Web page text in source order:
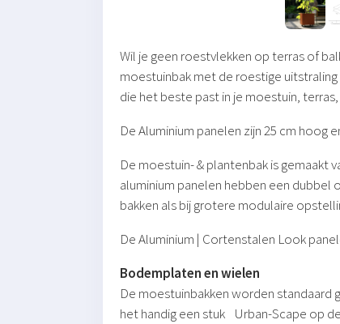
Wil je geen roestvlekken op terras of
moestuinbak met de roestige
die het beste past in je moestuin,
De Aluminium panelen zijn 25 cm hoog
De moestuin- & plantenbak is gemaakt
aluminium panelen hebben een
bakken als bij grotere modulaire
De Aluminium | Cortenstalen Look
Bodemplaten en wielen
De moestuinbakken worden standaard
het handig een stuk Urban-Scape op